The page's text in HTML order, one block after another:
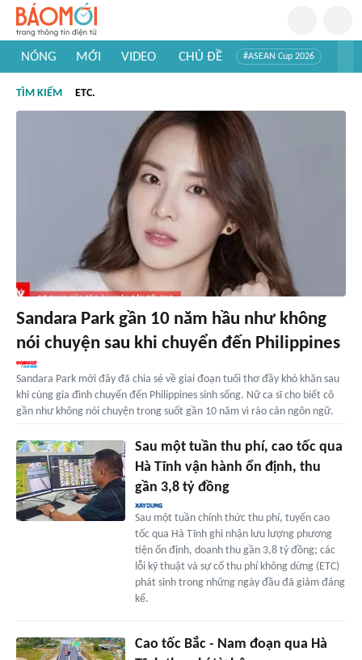
NÓNG MỚI VIDEO CHỦ ĐỀ #ASEAN Cup 2026
#Khám phá thế giới
TÌM KIẾM ETC.
Sandara Park gần 10 năm hầu như không
nói chuyện sau khi chuyển đến Philippines
Sandara Park mới đây đã chia sẻ về giai đoạn tuổi thơ đầy khó khăn sau
khi cùng gia đình chuyển đến Philippines sinh sống. Nữ ca sĩ cho biết cô
gần như không nói chuyện trong suốt gần 10 năm vì rào cản ngôn ngữ.
Sau một tuần thu phí, cao tốc qua
Hà Tĩnh vận hành ổn định, thu
gần 3,8 tỷ đồng
Sau một tuần chính thức thu phí, tuyến cao
tốc qua Hà Tĩnh ghi nhận lưu lượng phương
tiện ổn định, doanh thu gần 3,8 tỷ đồng; các
lỗi kỹ thuật và sự cố thu phí không dừng (ETC)
phát sinh trong những ngày đầu đã giảm đáng
kể.
Cao tốc Bắc - Nam đoạn qua Hà